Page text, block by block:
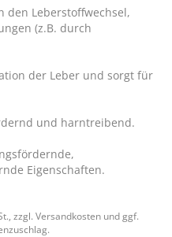
den Leberstoffwechsel,
(z.B. durch
der Leber und sorgt für
und harntreibend.
Eigenschaften.
zzgl. Versandkosten und ggf.